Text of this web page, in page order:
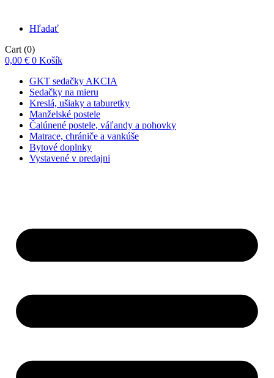
Hľadať
Cart (0)
0,00 € 0 Košík
GKT sedačky AKCIA
Sedačky na mieru
Kreslá, ušiaky a taburetky
Manželské postele
Čalúnené postele, váľandy a pohovky
Matrace, chrániče a vankúše
Bytové doplnky
Vystavené v predajni